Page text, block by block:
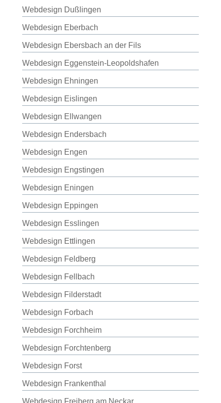
Webdesign Dußlingen
Webdesign Eberbach
Webdesign Ebersbach an der Fils
Webdesign Eggenstein-Leopoldshafen
Webdesign Ehningen
Webdesign Eislingen
Webdesign Ellwangen
Webdesign Endersbach
Webdesign Engen
Webdesign Engstingen
Webdesign Eningen
Webdesign Eppingen
Webdesign Esslingen
Webdesign Ettlingen
Webdesign Feldberg
Webdesign Fellbach
Webdesign Filderstadt
Webdesign Forbach
Webdesign Forchheim
Webdesign Forchtenberg
Webdesign Forst
Webdesign Frankenthal
Webdesign Freiberg am Neckar